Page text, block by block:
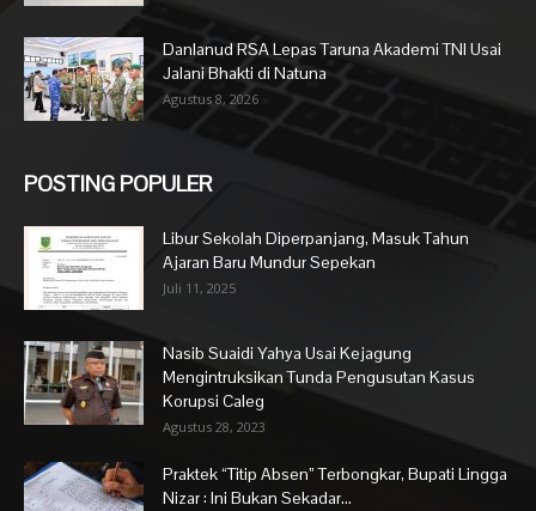
Danlanud RSA Lepas Taruna Akademi TNI Usai
Jalani Bhakti di Natuna
Agustus 8, 2026
POSTING POPULER
Libur Sekolah Diperpanjang, Masuk Tahun
Ajaran Baru Mundur Sepekan
Juli 11, 2025
Nasib Suaidi Yahya Usai Kejagung
Mengintruksikan Tunda Pengusutan Kasus
Korupsi Caleg
Agustus 28, 2023
Praktek “Titip Absen” Terbongkar, Bupati Lingga
Nizar : Ini Bukan Sekadar...